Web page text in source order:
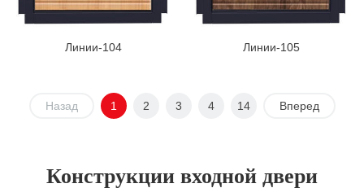
Линии-104 Линии-105
Назад 1 2 3 4 14 Вперед
Конструкции входной двери